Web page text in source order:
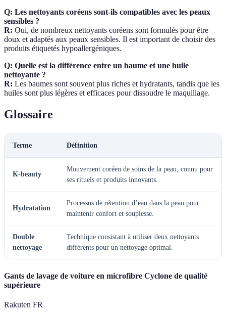
Q: Les nettoyants coréens sont-ils compatibles avec les peaux
sensibles ?
R: Oui, de nombreux nettoyants coréens sont formulés pour être
doux et adaptés aux peaux sensibles. Il est important de choisir des
produits étiquetés hypoallergéniques.
Q: Quelle est la différence entre un baume et une huile
nettoyante ?
R: Les baumes sont souvent plus riches et hydratants, tandis que les
huiles sont plus légères et efficaces pour dissoudre le maquillage.
Glossaire
Terme Définition
K-beauty
Mouvement coréen de soins de la peau, connu pour
ses rituels et produits innovants.
Hydratation
Processus de rétention d’eau dans la peau pour
maintenir confort et souplesse.
Double
nettoyage
Technique consistant à utiliser deux nettoyants
différents pour un nettoyage optimal.
Gants de lavage de voiture en microfibre Cyclone de qualité
supérieure
Rakuten FR